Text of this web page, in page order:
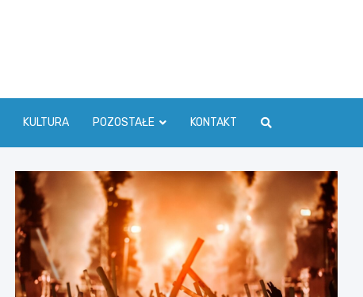
KULTURA POZOSTAŁE KONTAKT